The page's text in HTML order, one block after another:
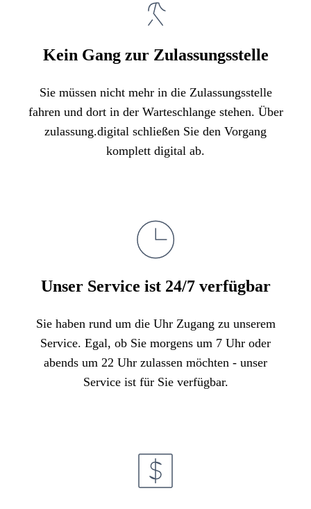
Kein Gang zur Zulassungsstelle
Sie müssen nicht mehr in die Zulassungsstelle
fahren und dort in der Warteschlange stehen. Über
zulassung.digital schließen Sie den Vorgang
komplett digital ab.
Unser Service ist 24/7 verfügbar
Sie haben rund um die Uhr Zugang zu unserem
Service. Egal, ob Sie morgens um 7 Uhr oder
abends um 22 Uhr zulassen möchten - unser
Service ist für Sie verfügbar.